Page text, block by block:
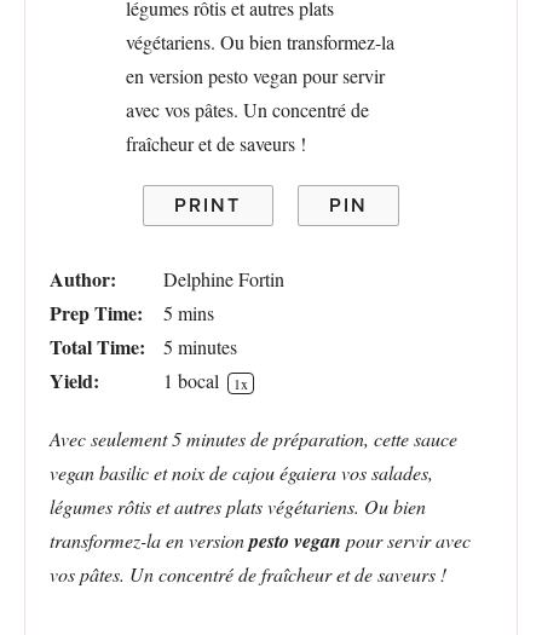
PRINT PIN
Author: Delphine Fortin
Prep Time: 5 mins
Total Time: 5 minutes
Yield: 1 bocal 1x
Avec seulement 5 minutes de préparation, cette sauce
vegan basilic et noix de cajou égaiera vos salades,
légumes rôtis et autres plats végétariens. Ou bien
transformez-la en versionpesto vegan pour servir avec
vos pâtes. Un concentré de fraîcheur et de saveurs !